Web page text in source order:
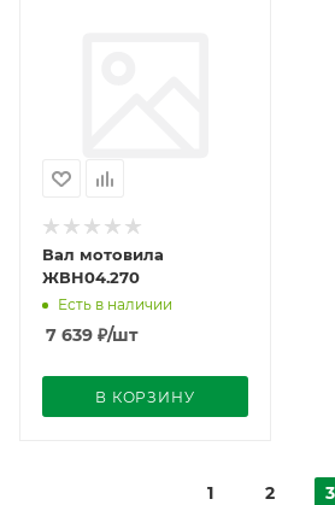
Вал мотовила
ЖВН04.270
Есть в наличии
7 639 ₽/шт
В КОРЗИНУ
1 2 3